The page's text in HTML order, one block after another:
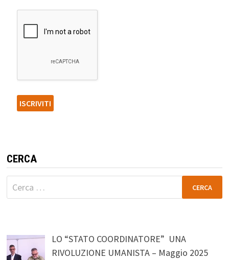
CERCA
Ricerca
per:
LO “STATO COORDINATORE” UNA
RIVOLUZIONE UMANISTA – Maggio 2025